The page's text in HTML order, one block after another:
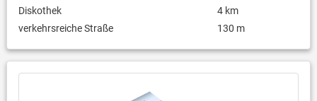
Diskothek
4 km
verkehrsreiche Straße
130 m